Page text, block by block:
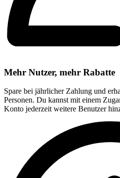
Mehr Nutzer, mehr Rabatte
Spare bei jährlicher Zahlung und
Personen. Du kannst mit einem
Konto jederzeit weitere Benutzer